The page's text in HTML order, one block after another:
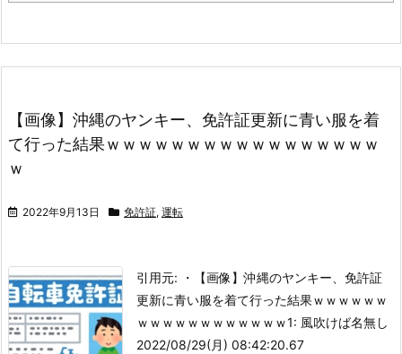
【画像】沖縄のヤンキー、免許証更新に青い服を着
て行った結果ｗｗｗｗｗｗｗｗｗｗｗｗｗｗｗｗｗ
ｗ
2022年9月13日 免許証, 運転
引用元: ・【画像】沖縄のヤンキー、免許証
更新に青い服を着て行った結果ｗｗｗｗｗｗ
ｗｗｗｗｗｗｗｗｗｗｗｗ1: 風吹けば名無し
2022/08/29(月) 08:42:20.67